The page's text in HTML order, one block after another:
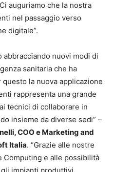
auguriamo che la nostra
nel passaggio verso
digitale”.
abbracciando nuovi modi di
sanitaria che ha
la nuova applicazione
rappresenta una grande
tecnici di collaborare in
insieme da diverse sedi” –
COO e Marketing and
Italia. “Grazie alle nostre
Computing e alle possibilità